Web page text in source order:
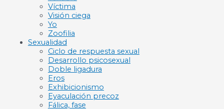
Víctima
Visión ciega
Yo
Zoofilia
Sexualidad
Ciclo de respuesta sexual
Desarrollo psicosexual
Doble ligadura
Eros
Exhibicionismo
Eyaculación precoz
Fálica, fase